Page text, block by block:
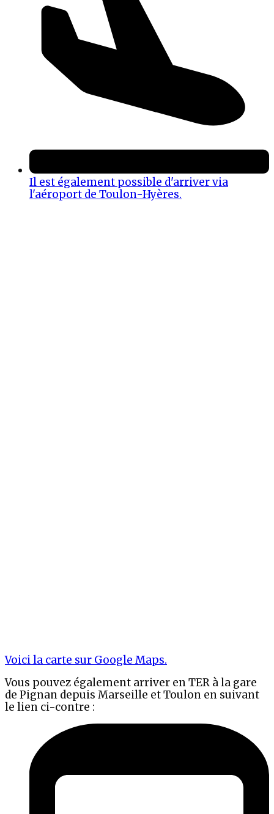
Il est également possible d'arriver via
l'aéroport de Toulon-Hyères.
Voici la carte sur Google Maps.
Vous pouvez également arriver en TER à la gare
de Pignan depuis Marseille et Toulon en suivant
le lien ci-contre :